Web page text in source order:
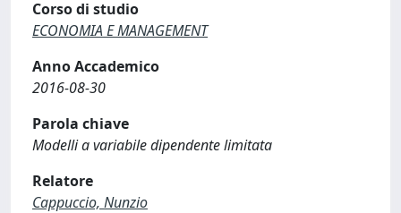
Corso di studio
ECONOMIA E MANAGEMENT
Anno Accademico
2016-08-30
Parola chiave
Modelli a variabile dipendente limitata
Relatore
Cappuccio, Nunzio